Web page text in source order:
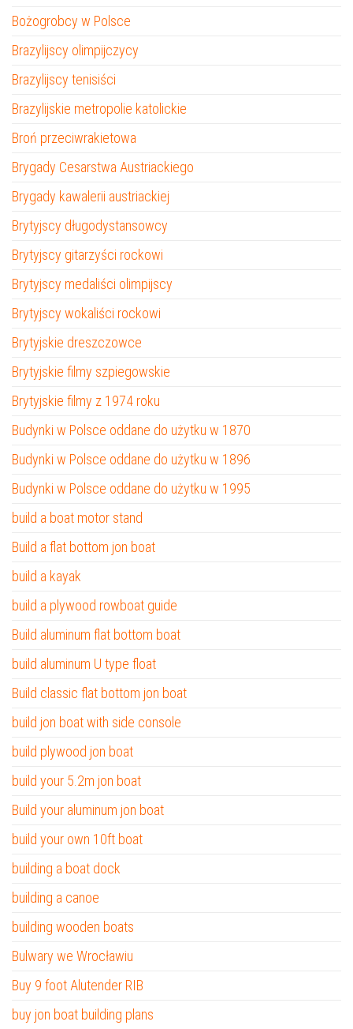
Bożogrobcy w Polsce
Brazylijscy olimpijczycy
Brazylijscy tenisiści
Brazylijskie metropolie katolickie
Broń przeciwrakietowa
Brygady Cesarstwa Austriackiego
Brygady kawalerii austriackiej
Brytyjscy długodystansowcy
Brytyjscy gitarzyści rockowi
Brytyjscy medaliści olimpijscy
Brytyjscy wokaliści rockowi
Brytyjskie dreszczowce
Brytyjskie filmy szpiegowskie
Brytyjskie filmy z 1974 roku
Budynki w Polsce oddane do użytku w 1870
Budynki w Polsce oddane do użytku w 1896
Budynki w Polsce oddane do użytku w 1995
build a boat motor stand
Build a flat bottom jon boat
build a kayak
build a plywood rowboat guide
Build aluminum flat bottom boat
build aluminum U type float
Build classic flat bottom jon boat
build jon boat with side console
build plywood jon boat
build your 5.2m jon boat
Build your aluminum jon boat
build your own 10ft boat
building a boat dock
building a canoe
building wooden boats
Bulwary we Wrocławiu
Buy 9 foot Alutender RIB
buy jon boat building plans